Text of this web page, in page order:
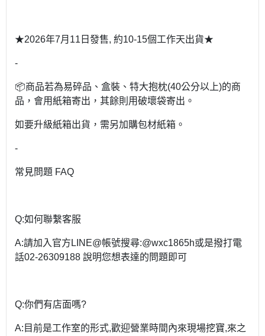
★2026年7月11日發售, 約10-15個工作天出貨★
-
📦商品若為易碎品、盒裝、特大抱枕(40公分以上)的商
品，會用紙箱寄出，其餘則用破壞袋寄出。
如要升級紙箱出貨，需另加購包材紙箱。
-
常見問題 FAQ
Q:如何聯繫客服
A:請加入官方LINE@帳號搜尋:@wxc1865h或是撥打電
話02-26309188 說明您想表達的問題即可
Q:你們有店面嗎?
A:目前是工作室的形式,歡迎營業時間內來現場挖寶,來之